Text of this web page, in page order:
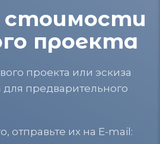
стоимости
проекта
проекта или эскиза
для предварительного
отправьте их на E-mail: